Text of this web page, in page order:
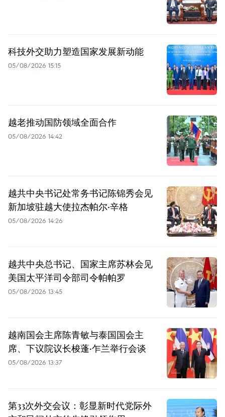
科技外交助力塑造国家发展新动能
05/08/2026 15:15
越老推动国防领域全面合作
05/08/2026 14:42
越共中央书记处常务书记陈锦秀会见
新加坡驻越大使拉杰帕尔·辛格
05/08/2026 14:26
越共中央总书记、国家主席苏林会见
美国太平洋司令部司令帕帕罗
05/08/2026 13:45
越南国会主席陈青敏与泰国国会主
席、下议院议长梭蓬·乍兰举行会谈
05/08/2026 13:37
第33次外交会议：彰显新时代党际外